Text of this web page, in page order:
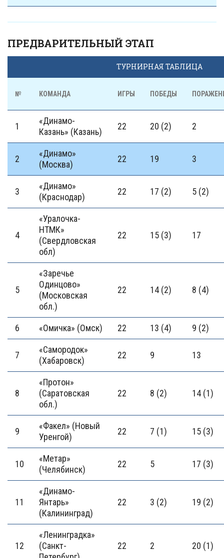
ПРЕДВАРИТЕЛЬНЫЙ ЭТАП
ТУРНИРНАЯ ТАБЛИЦА
№ КОМАНДА ИГРЫ ПОБЕДЫ
1
«Динамо-
Казань» (Казань)
22 20 (2) 2
2
«Динамо»
(Москва)
22 19 3
3
«Динамо»
(Краснодар)
22 17 (2) 5 (2)
4
«Уралочка-
НТМК»
(Свердловская
обл)
22 15 (3) 17
5
«Заречье
Одинцово»
(Московская
обл.)
22 14 (2) 8 (4)
6 «Омичка» (Омск) 22 13 (4) 9 (2)
7
«Самородок»
(Хабаровск)
22 9 13
8
«Протон»
(Саратовская
обл.)
22 8 (2) 14 (1)
9
«Факел» (Новый
Уренгой)
22 7 (1) 15 (3)
10
«Метар»
(Челябинск)
22 5 17 (3)
11
«Динамо-
Янтарь»
(Калининград)
22 3 (2) 19 (2)
12
«Ленинградка»
(Санкт-
22 2 20 (1)